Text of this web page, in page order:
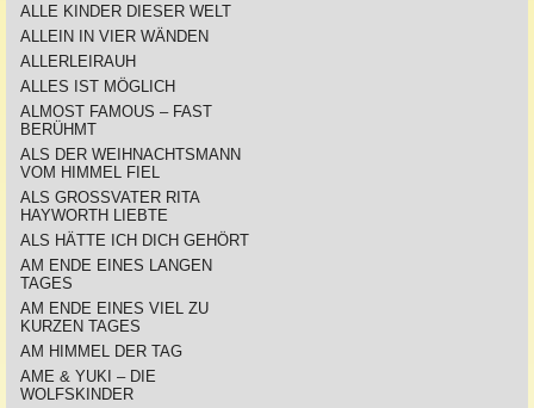
ALLE KINDER DIESER WELT
ALLEIN IN VIER WÄNDEN
ALLERLEIRAUH
ALLES IST MÖGLICH
ALMOST FAMOUS – FAST
BERÜHMT
ALS DER WEIHNACHTSMANN
VOM HIMMEL FIEL
ALS GROSSVATER RITA
HAYWORTH LIEBTE
ALS HÄTTE ICH DICH GEHÖRT
AM ENDE EINES LANGEN
TAGES
AM ENDE EINES VIEL ZU
KURZEN TAGES
AM HIMMEL DER TAG
AME & YUKI – DIE
WOLFSKINDER